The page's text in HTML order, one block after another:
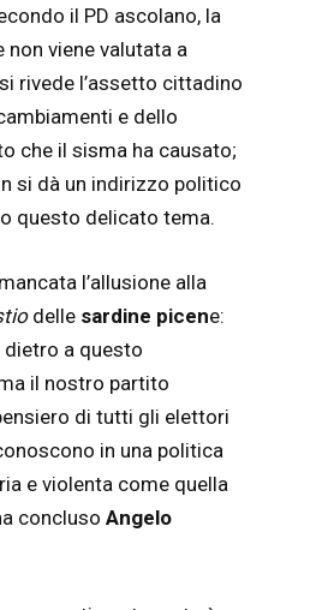
il PD ascolano, la
viene valutata a
rivede l’assetto cittadino
e dello
che il sisma ha causato;
si dà un indirizzo politico
questo delicato tema.
l’allusione alla
delle sardine picene:
dietro a questo
il nostro partito
di tutti gli elettori
in una politica
e violenta come quella
concluso Angelo